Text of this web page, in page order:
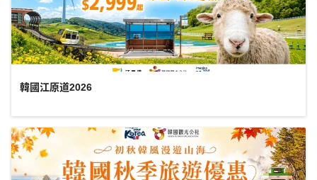
韓國江原道2026